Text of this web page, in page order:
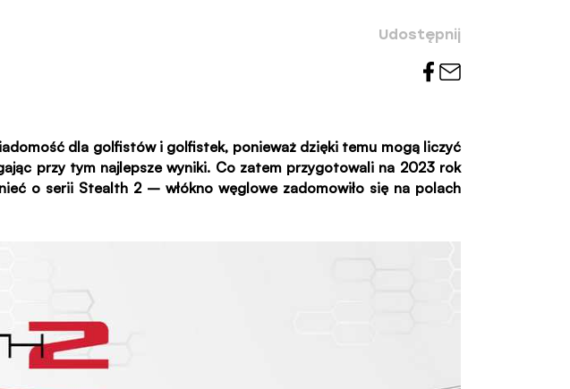
Udostępnij
dla golfistów i golfistek, ponieważ dzięki temu mogą liczyć
przy tym najlepsze wyniki. Co zatem przygotowali na 2023 rok
o serii Stealth 2 – włókno węglowe zadomowiło się na polach